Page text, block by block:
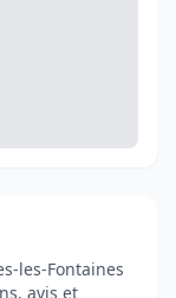
les-Fontaines
avis et